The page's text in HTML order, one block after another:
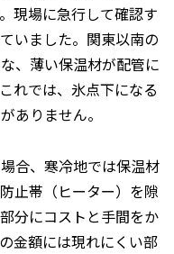
現場に急行して確認す
いました。関東以南の
、薄い保温材が配管に
れでは、氷点下になる
ありません。
合、寒冷地では保温材
止帯（ヒーター）を隙
分にコストと手間をか
金額には現れにくい部